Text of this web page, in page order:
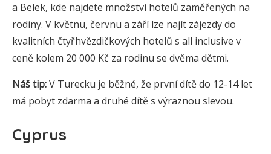
a Belek, kde najdete množství hotelů zaměřených na
rodiny. V květnu, červnu a září lze najít zájezdy do
kvalitních čtyřhvězdičkových hotelů s all inclusive v
ceně kolem 20 000 Kč za rodinu se dvěma dětmi.
Náš tip:V Turecku je běžné, že první dítě do 12-14 let
má pobyt zdarma a druhé dítě s výraznou slevou.
Cyprus